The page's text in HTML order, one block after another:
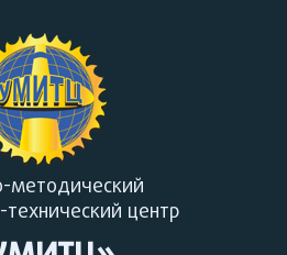
методический
центр